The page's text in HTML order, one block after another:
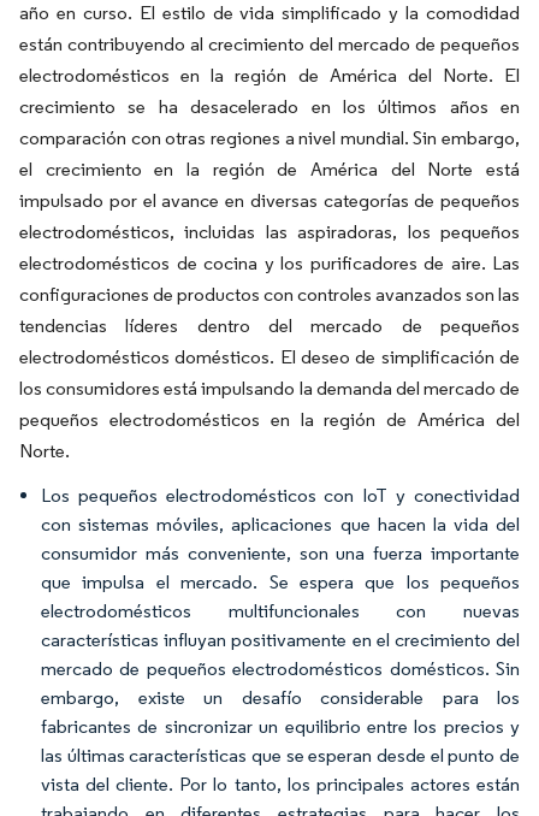
año en curso. El estilo de vida simplificado y la comodidad
están contribuyendo al crecimiento del mercado de pequeños
electrodomésticos en la región de América del Norte. El
crecimiento se ha desacelerado en los últimos años en
comparación con otras regiones a nivel mundial. Sin embargo,
el crecimiento en la región de América del Norte está
impulsado por el avance en diversas categorías de pequeños
electrodomésticos, incluidas las aspiradoras, los pequeños
electrodomésticos de cocina y los purificadores de aire. Las
configuraciones de productos con controles avanzados son las
tendencias líderes dentro del mercado de pequeños
electrodomésticos domésticos. El deseo de simplificación de
los consumidores está impulsando la demanda del mercado de
pequeños electrodomésticos en la región de América del
Norte.
Los pequeños electrodomésticos con IoT y conectividad
con sistemas móviles, aplicaciones que hacen la vida del
consumidor más conveniente, son una fuerza importante
que impulsa el mercado. Se espera que los pequeños
electrodomésticos multifuncionales con nuevas
características influyan positivamente en el crecimiento del
mercado de pequeños electrodomésticos domésticos. Sin
embargo, existe un desafío considerable para los
fabricantes de sincronizar un equilibrio entre los precios y
las últimas características que se esperan desde el punto de
vista del cliente. Por lo tanto, los principales actores están